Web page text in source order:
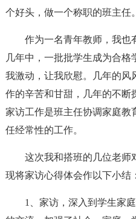
个好头，做一个称职的班主任。
作为一名青年教师，我也
几年中，一批批学生成为合
我激动，让我欣慰。几年的风
作的辛苦和甘甜，几年的不断
家访工作是班主任协调家庭教
任经常性的工作。
这次我和搭班的几位老师
现将家访心得体会作以下小结：
1、家访，深入到学生家